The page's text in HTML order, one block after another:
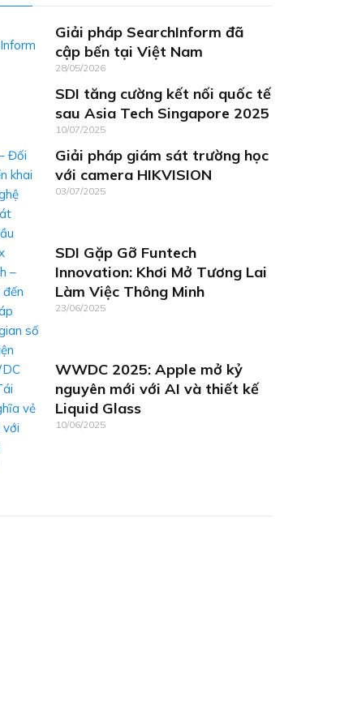
Giải pháp SearchInform đã
cập bến tại Việt Nam
28/05/2026
SDI tăng cường kết nối quốc tế
sau Asia Tech Singapore 2025
10/07/2025
Giải pháp giám sát trường học
với camera HIKVISION
03/07/2025
SDI Gặp Gỡ Funtech
Innovation: Khơi Mở Tương Lai
Làm Việc Thông Minh
23/06/2025
WWDC 2025: Apple mở kỷ
nguyên mới với AI và thiết kế
Liquid Glass
10/06/2025